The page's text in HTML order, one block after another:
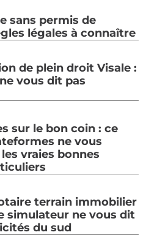
sans permis de
légales à connaître
de plein droit Visale :
vous dit pas
sur le bon coin : ce
ne vous
vraies bonnes
terrain immobilier
simulateur ne vous dit
du sud